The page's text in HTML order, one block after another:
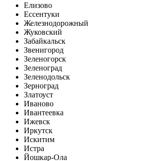
Елизово
Ессентуки
Железнодорожный
Жуковский
Забайкальск
Звенигород
Зеленогорск
Зеленоград
Зеленодольск
Зерноград
Златоуст
Иваново
Ивантеевка
Ижевск
Иркутск
Искитим
Истра
Йошкар-Ола